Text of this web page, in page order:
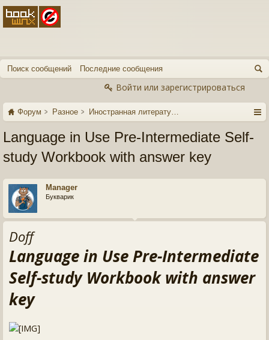
Поиск сообщений Последние сообщения
Войти или зарегистрироваться
Форум Разное Иностранная литература
Language in Use Pre-Intermediate Self-
study Workbook with answer key
Manager
Букварик
Doff
Language in Use Pre-Intermediate
Self-study Workbook with answer
key